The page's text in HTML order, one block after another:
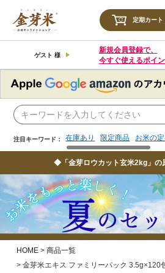
定期カート
ゲスト 様
新規会員登録で、
今すぐ使えるポイ
注目キーワード： 在庫あり 限定商品 お米の
注目キーワード： 限定商品 お米の
◆「金芽ロウカット玄米2kg」の
HOME
商品一覧
金芽米エキス ファミリーパック 3.5g×120